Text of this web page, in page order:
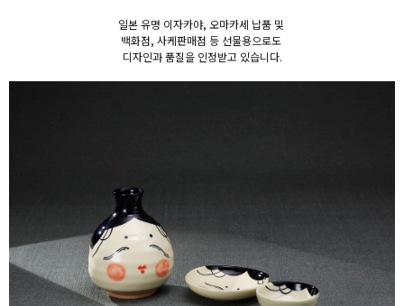
일본 유명 이자카야, 오마카세 납품 및
백화점, 사케판매점 등 선물용으로도
디자인과 품질을 인정받고 있습니다.